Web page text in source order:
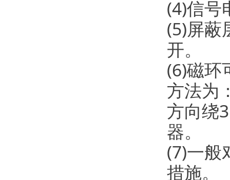
(4)信号
(5)屏蔽
开。
(6)磁环
方法为
方向绕
器。
(7)一般
措施。